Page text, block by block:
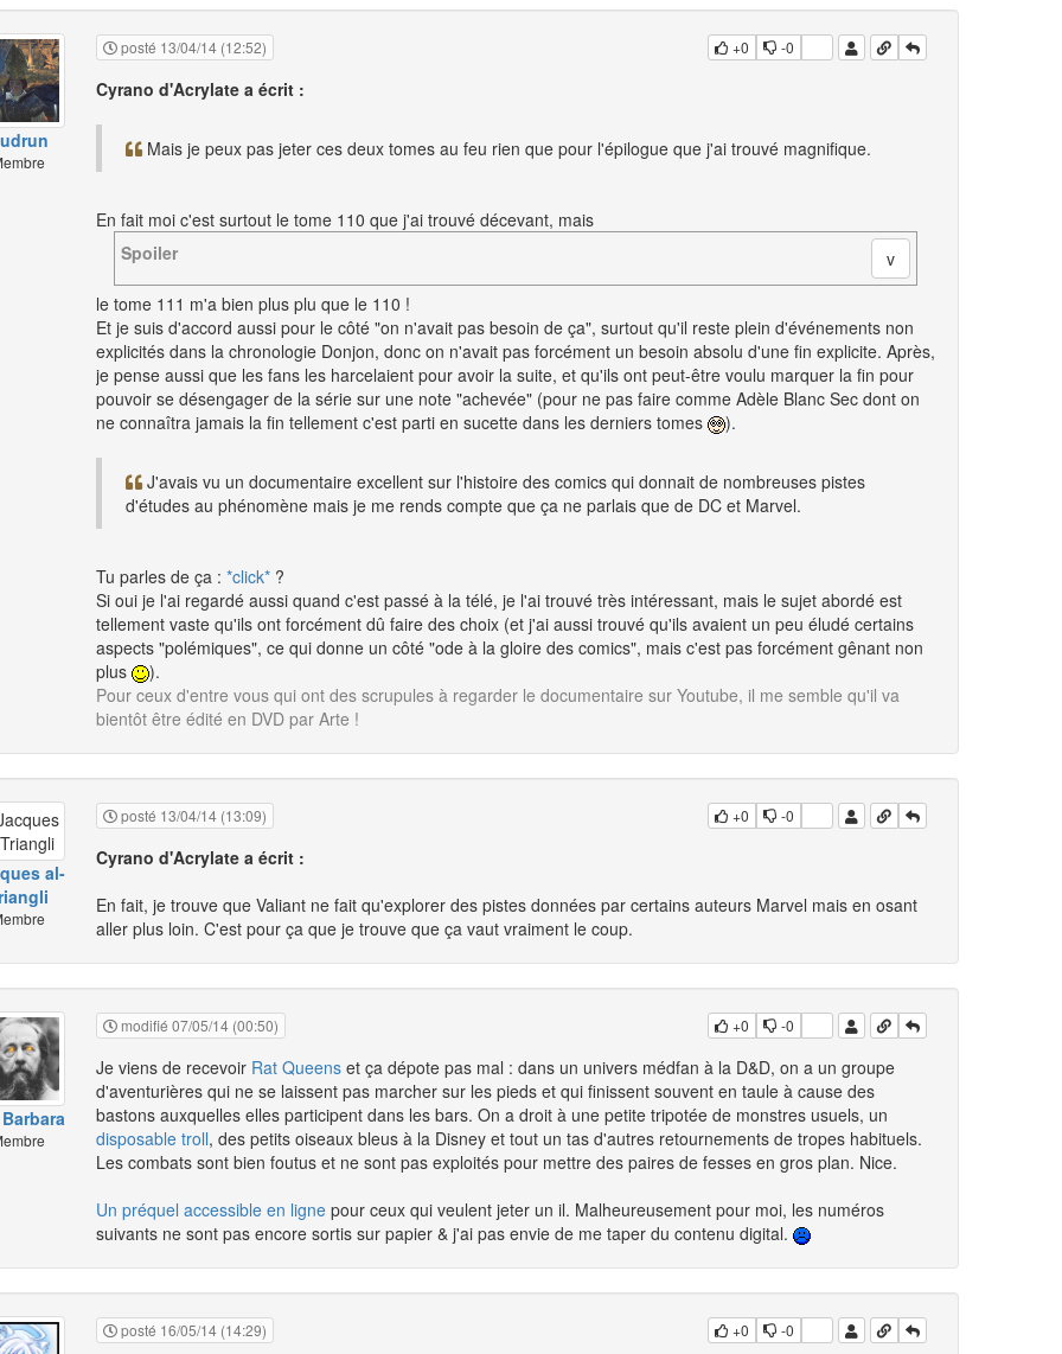
posté 13/04/14 (12:52) +0 -0
Cyrano d'Acrylate a écrit :
Mais je peux pas jeter ces deux tomes au feu rien que pour l'épilogue que j'ai trouvé magnifique.
En fait moi c'est surtout le tome 110 que j'ai trouvé décevant, mais
Spoiler
le tome 111 m'a bien plus plu que le 110 !
Et je suis d'accord aussi pour le côté "on n'avait pas besoin de ça", surtout qu'il reste plein d'événements non
explicités dans la chronologie Donjon, donc on n'avait pas forcément un besoin absolu d'une fin explicite. Après,
je pense aussi que les fans les harcelaient pour avoir la suite, et qu'ils ont peut-être voulu marquer la fin pour
pouvoir se désengager de la série sur une note "achevée" (pour ne pas faire comme Adèle Blanc Sec dont on
ne connaîtra jamais la fin tellement c'est parti en sucette dans les derniers tomes
).
J'avais vu un documentaire excellent sur l'histoire des comics qui donnait de nombreuses pistes
d'études au phénomène mais je me rends compte que ça ne parlais que de DC et Marvel.
Tu parles de ça : *click* ?
Si oui je l'ai regardé aussi quand c'est passé à la télé, je l'ai trouvé très intéressant, mais le sujet abordé est
tellement vaste qu'ils ont forcément dû faire des choix (et j'ai aussi trouvé qu'ils avaient un peu éludé certains
aspects "polémiques", ce qui donne un côté "ode à la gloire des comics", mais c'est pas forcément gênant non
plus
).
Pour ceux d'entre vous qui ont des scrupules à regarder le documentaire sur Youtube, il me semble qu'il va
bientôt être édité en DVD par Arte !
al-
posté 13/04/14 (13:09) +0 -0
Cyrano d'Acrylate a écrit :
En fait, je trouve que Valiant ne fait qu'explorer des pistes données par certains auteurs Marvel mais en osant
aller plus loin. C'est pour ça que je trouve que ça vaut vraiment le coup.
modifié 07/05/14 (00:50) +0 -0
Je viens de recevoir Rat Queens et ça dépote pas mal : dans un univers médfan à la D&D, on a un groupe
d'aventurières qui ne se laissent pas marcher sur les pieds et qui finissent souvent en taule à cause des
bastons auxquelles elles participent dans les bars. On a droit à une petite tripotée de monstres usuels, un
disposable troll, des petits oiseaux bleus à la Disney et tout un tas d'autres retournements de tropes habituels.
Les combats sont bien foutus et ne sont pas exploités pour mettre des paires de fesses en gros plan. Nice.
Un préquel accessible en ligne pour ceux qui veulent jeter un il. Malheureusement pour moi, les numéros
suivants ne sont pas encore sortis sur papier & j'ai pas envie de me taper du contenu digital.
posté 16/05/14 (14:29) +0 -0